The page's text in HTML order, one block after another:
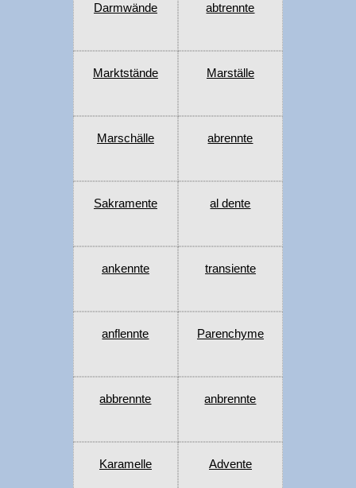
Darmwände abtrennte
Marktstände Marställe
Marschälle abrennte
Sakramente al dente
ankennte transiente
anflennte Parenchyme
abbrennte anbrennte
Karamelle Advente